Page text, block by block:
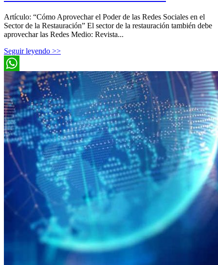
Artículo: “Cómo Aprovechar el Poder de las Redes Sociales en el
Sector de la Restauración” El sector de la restauración también debe
aprovechar las Redes Medio: Revista...
Seguir leyendo >>
WhatsApp